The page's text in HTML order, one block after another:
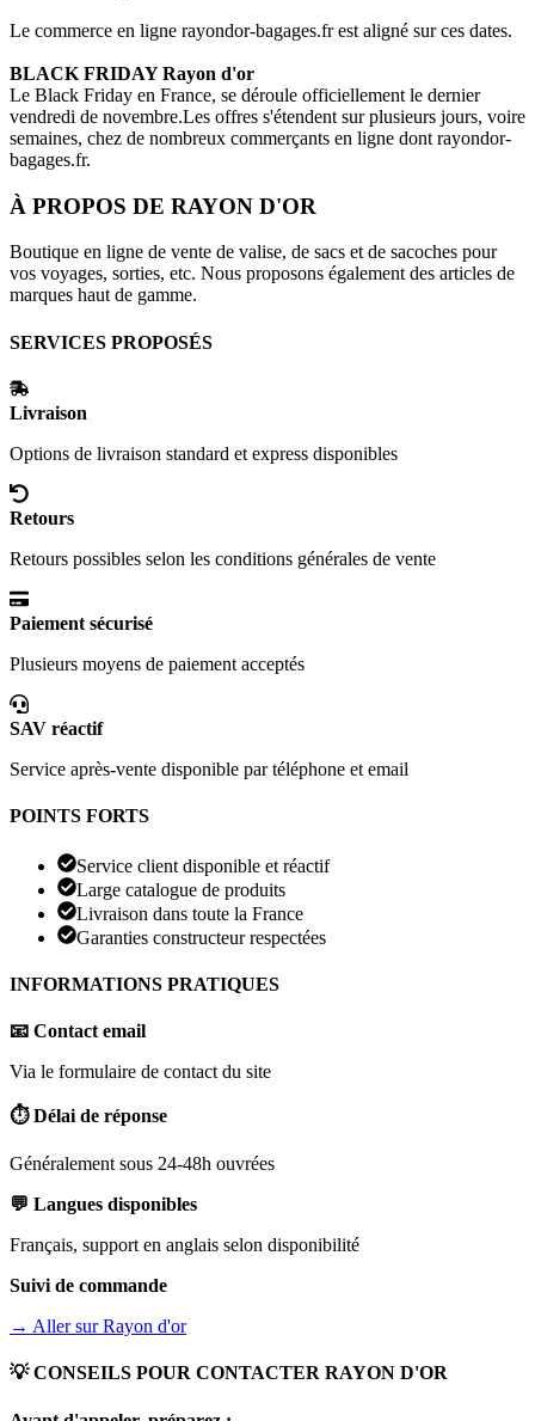
Le commerce en ligne rayondor-bagages.frest aligné sur ces dates.
BLACK FRIDAYRayon d'or
Le Black Friday en France, se déroule officiellement le dernier
vendredi de novembre.Les offres s'étendent sur plusieurs jours, voire
semaines, chez de nombreux commerçants en ligne dont rayondor-
bagages.fr.
À PROPOS DE RAYON D'OR
Boutique en ligne de vente de valise, de sacs et de sacoches pour
vos voyages, sorties, etc. Nous proposons également des articles de
marques haut de gamme.
SERVICES PROPOSÉS
Livraison
Options de livraison standard et express disponibles
Retours
Retours possibles selon les conditions générales de vente
Paiement sécurisé
Plusieurs moyens de paiement acceptés
SAV réactif
Service après-vente disponible par téléphone et email
POINTS FORTS
Service client disponible et réactif
Large catalogue de produits
Livraison dans toute la France
Garanties constructeur respectées
INFORMATIONS PRATIQUES
📧 Contact email
Via le formulaire de contact du site
⏱️ Délai de réponse
Généralement sous 24-48h ouvrées
💬 Langues disponibles
Français, support en anglais selon disponibilité
Suivi de commande
→ Aller surRayon d'or
💡 CONSEILS POUR CONTACTER RAYON D'OR